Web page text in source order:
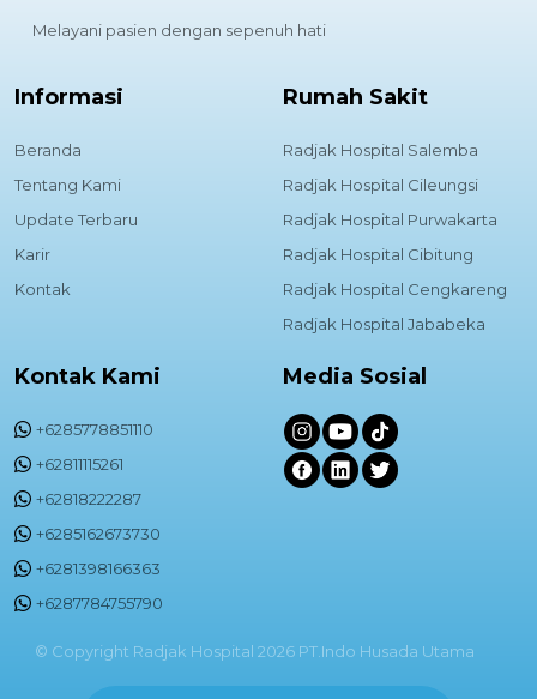
Melayani pasien dengan sepenuh hati
Informasi
Beranda
Tentang Kami
Update Terbaru
Karir
Kontak
Rumah Sakit
Radjak Hospital Salemba
Radjak Hospital Cileungsi
Radjak Hospital Purwakarta
Radjak Hospital Cibitung
Radjak Hospital Cengkareng
Radjak Hospital Jababeka
Kontak Kami
+6285778851110
+62811115261
+62818222287
+6285162673730
+6281398166363
+6287784755790
Media Sosial
© Copyright Radjak Hospital 2026 PT.Indo Husada Utama